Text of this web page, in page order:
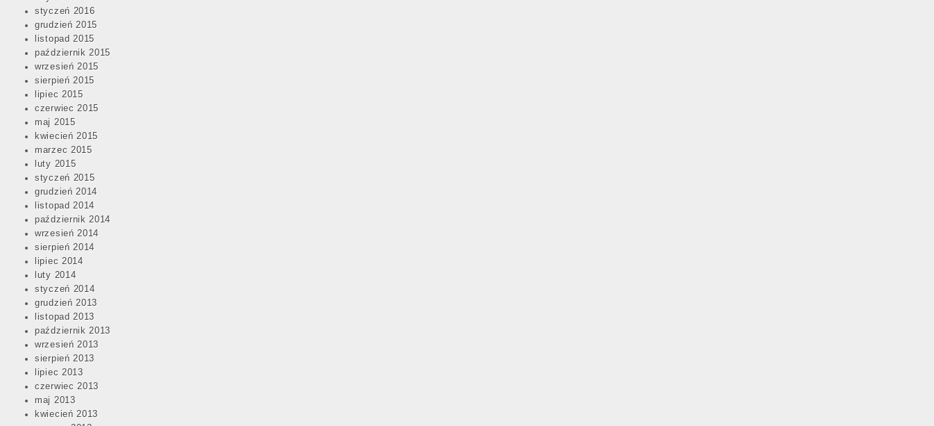
styczeń 2016
grudzień 2015
listopad 2015
październik 2015
wrzesień 2015
sierpień 2015
lipiec 2015
czerwiec 2015
maj 2015
kwiecień 2015
marzec 2015
luty 2015
styczeń 2015
grudzień 2014
listopad 2014
październik 2014
wrzesień 2014
sierpień 2014
lipiec 2014
luty 2014
styczeń 2014
grudzień 2013
listopad 2013
październik 2013
wrzesień 2013
sierpień 2013
lipiec 2013
czerwiec 2013
maj 2013
kwiecień 2013